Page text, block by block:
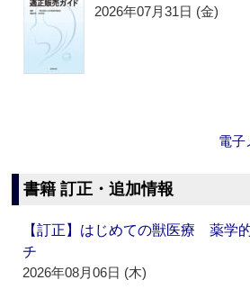
2026年07月31日 (金)
電子
書籍 訂正・追加情報
【訂正】はじめての獣医療 薬学
チ
2026年08月06日 (木)